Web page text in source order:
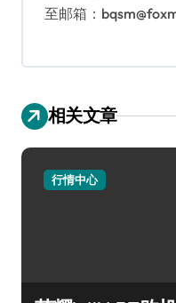
至邮箱：
相关文章
行情中心